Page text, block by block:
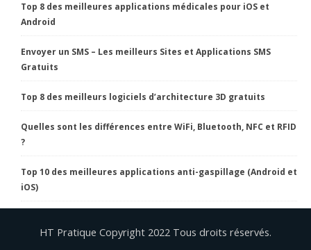
Top 8 des meilleures applications médicales pour iOS et
Android
Envoyer un SMS – Les meilleurs Sites et Applications SMS
Gratuits
Top 8 des meilleurs logiciels d’architecture 3D gratuits
Quelles sont les différences entre WiFi, Bluetooth, NFC et RFID
?
Top 10 des meilleures applications anti-gaspillage (Android et
iOS)
HT Pratique Copyright 2022 Tous droits réservés.